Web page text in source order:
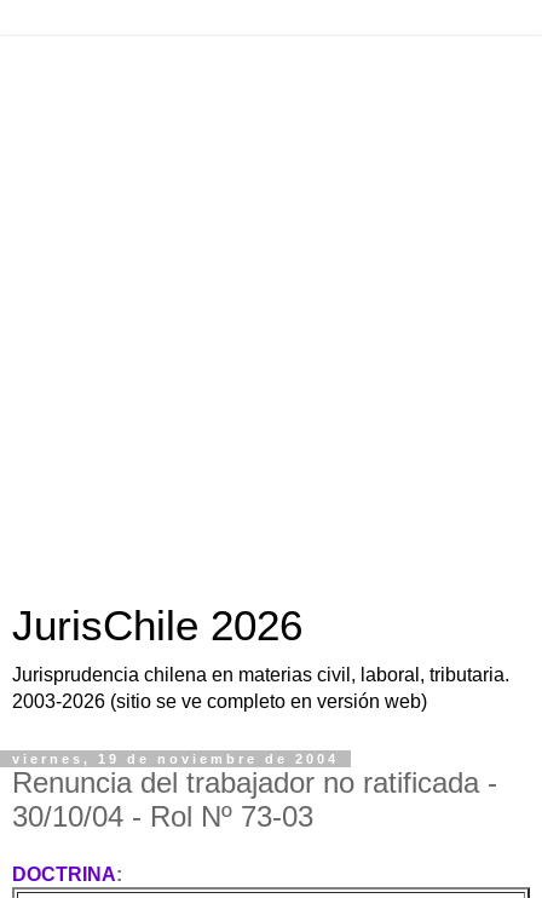
JurisChile 2026
Jurisprudencia chilena en materias civil, laboral, tributaria.
2003-2026 (sitio se ve completo en versión web)
viernes, 19 de noviembre de 2004
Renuncia del trabajador no ratificada -
30/10/04 - Rol Nº 73-03
DOCTRINA: